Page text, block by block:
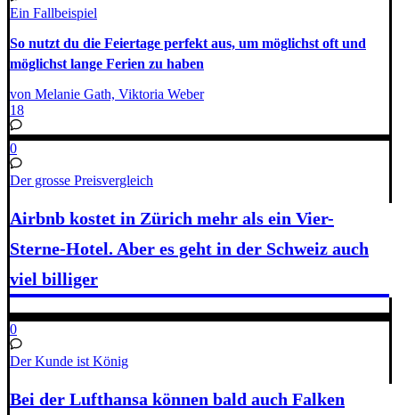
Ein Fallbeispiel
So nutzt du die Feiertage perfekt aus, um möglichst oft und
möglichst lange Ferien zu haben
von Melanie Gath, Viktoria Weber
18
0
Der grosse Preisvergleich
Airbnb kostet in Zürich mehr als ein Vier-
Sterne-Hotel. Aber es geht in der Schweiz auch
viel billiger
0
Der Kunde ist König
Bei der Lufthansa können bald auch Falken